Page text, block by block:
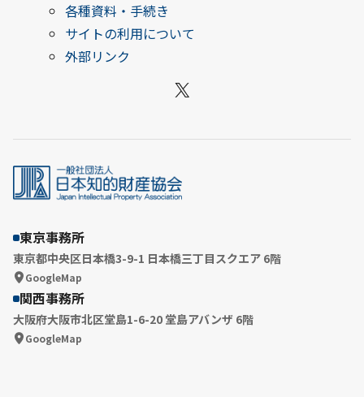
各種資料・手続き
サイトの利用について
外部リンク
X
東京事務所
東京都中央区日本橋3-9-1 日本橋三丁目スクエア 6階
GoogleMap
関西事務所
大阪府大阪市北区堂島1-6-20 堂島アバンザ 6階
GoogleMap